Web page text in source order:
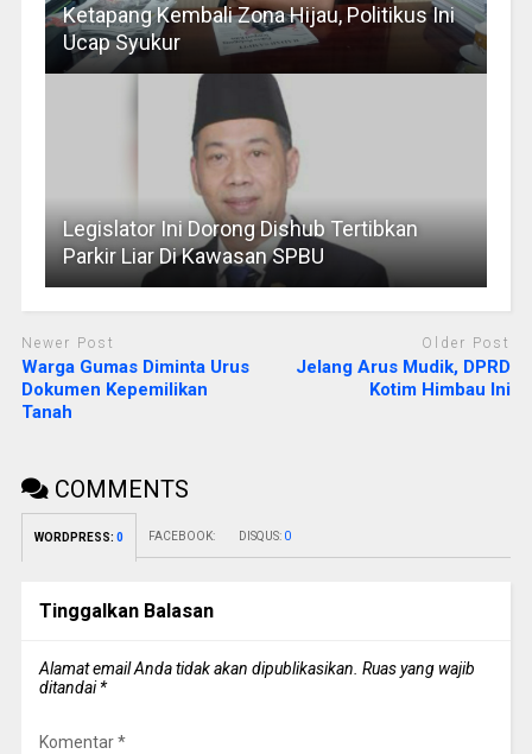
Ketapang Kembali Zona Hijau, Politikus Ini
Ucap Syukur
Legislator Ini Dorong Dishub Tertibkan
Parkir Liar Di Kawasan SPBU
Newer Post
Warga Gumas Diminta Urus
Dokumen Kepemilikan
Tanah
Older Post
Jelang Arus Mudik, DPRD
Kotim Himbau Ini
COMMENTS
WORDPRESS: 0 FACEBOOK: DISQUS: 0
Tinggalkan Balasan
Alamat email Anda tidak akan dipublikasikan. Ruas yang wajib
ditandai*
Komentar*